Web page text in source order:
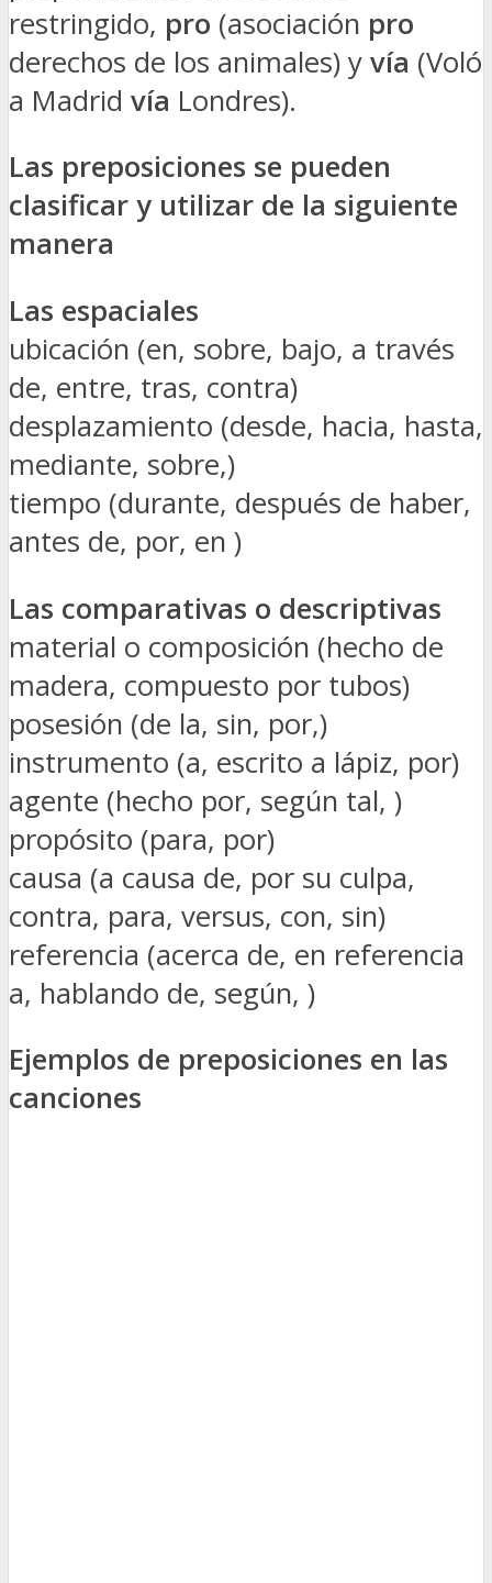
restringido, pro (asociación pro
derechos de los animales) y vía (Voló
a Madrid vía Londres).
Las preposiciones se pueden
clasificar y utilizar de la siguiente
manera
Las espaciales
ubicación (en, sobre, bajo, a través
de, entre, tras, contra)
desplazamiento (desde, hacia, hasta,
mediante, sobre,)
tiempo (durante, después de haber,
antes de, por, en )
Las comparativas o descriptivas
material o composición (hecho de
madera, compuesto por tubos)
posesión (de la, sin, por,)
instrumento (a, escrito a lápiz, por)
agente (hecho por, según tal, )
propósito (para, por)
causa (a causa de, por su culpa,
contra, para, versus, con, sin)
referencia (acerca de, en referencia
a, hablando de, según, )
Ejemplos de preposiciones en las
canciones